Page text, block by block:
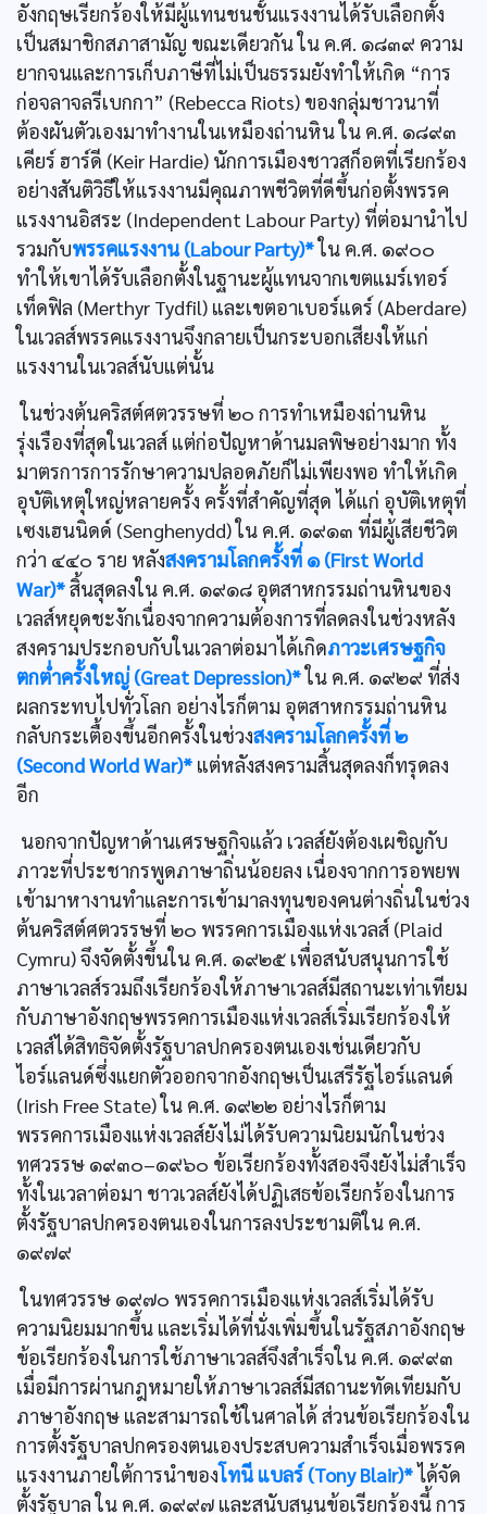
อังกฤษเรียกร้องให้มีผู้แทนชนชั้นแรงงานได้รับเลือกตั้ง
เป็นสมาชิกสภาสามัญ ขณะเดียวกัน ใน ค.ศ. ๑๘๓๙ ความ
ยากจนและการเก็บภาษีที่ไม่เป็นธรรมยังทำให้เกิด “การ
ก่อจลาจลรีเบกกา” (Rebecca Riots) ของกลุ่มชาวนาที่
ต้องผันตัวเองมาทำงานในเหมืองถ่านหิน ใน ค.ศ. ๑๘๙๓
เคียร์ ฮาร์ดี (Keir Hardie) นักการเมืองชาวสก็อตที่เรียกร้อง
อย่างสันติวิธีให้แรงงานมีคุณภาพชีวิตที่ดีขึ้นก่อตั้งพรรค
แรงงานอิสระ (Independent Labour Party) ที่ต่อมานำไป
รวมกับพรรคแรงงาน (Labour Party)*ใน ค.ศ. ๑๙๐๐
ทำให้เขาได้รับเลือกตั้งในฐานะผู้แทนจากเขตแมร์เทอร์
เท็ดฟิล (Merthyr Tydfil) และเขตอาเบอร์แดร์ (Aberdare)
ในเวลส์พรรคแรงงานจึงกลายเป็นกระบอกเสียงให้แก่
แรงงานในเวลส์นับแต่นั้น
ในช่วงต้นคริสต์ศตวรรษที่ ๒๐ การทำเหมืองถ่านหิน
รุ่งเรืองที่สุดในเวลส์ แต่ก่อปัญหาด้านมลพิษอย่างมาก ทั้ง
มาตรการการรักษาความปลอดภัยก็ไม่เพียงพอ ทำให้เกิด
อุบัติเหตุใหญ่หลายครั้ง ครั้งที่สำคัญที่สุด ได้แก่ อุบัติเหตุที่
เซงเฮนนิดด์ (Senghenydd) ใน ค.ศ. ๑๙๑๓ ที่มีผู้เสียชีวิต
กว่า ๔๔๐ ราย หลังสงครามโลกครั้งที่ ๑ (First World
War)*สิ้นสุดลงใน ค.ศ. ๑๙๑๘ อุตสาหกรรมถ่านหินของ
เวลส์หยุดชะงักเนื่องจากความต้องการที่ลดลงในช่วงหลัง
สงครามประกอบกับในเวลาต่อมาได้เกิดภาวะเศรษฐกิจ
ตกต่ำครั้งใหญ่ (Great Depression)*ใน ค.ศ. ๑๙๒๙ ที่ส่ง
ผลกระทบไปทั่วโลก อย่างไรก็ตาม อุตสาหกรรมถ่านหิน
กลับกระเตื้องขึ้นอีกครั้งในช่วงสงครามโลกครั้งที่ ๒
(Second World War)* แต่หลังสงครามสิ้นสุดลงก็ทรุดลง
อีก
นอกจากปัญหาด้านเศรษฐกิจแล้ว เวลส์ยังต้องเผชิญกับ
ภาวะที่ประชากรพูดภาษาถิ่นน้อยลง เนื่องจากการอพยพ
เข้ามาหางานทำและการเข้ามาลงทุนของคนต่างถิ่นในช่วง
ต้นคริสต์ศตวรรษที่ ๒๐ พรรคการเมืองแห่งเวลส์ (Plaid
Cymru) จึงจัดตั้งขึ้นใน ค.ศ. ๑๙๒๕ เพื่อสนับสนุนการใช้
ภาษาเวลส์รวมถึงเรียกร้องให้ภาษาเวลส์มีสถานะเท่าเทียม
กับภาษาอังกฤษพรรคการเมืองแห่งเวลส์เริ่มเรียกร้องให้
เวลส์ได้สิทธิจัดตั้งรัฐบาลปกครองตนเองเช่นเดียวกับ
ไอร์แลนด์ซึ่งแยกตัวออกจากอังกฤษเป็นเสรีรัฐไอร์แลนด์
(Irish Free State) ใน ค.ศ. ๑๙๒๒ อย่างไรก็ตาม
พรรคการเมืองแห่งเวลส์ยังไม่ได้รับความนิยมนักในช่วง
ทศวรรษ ๑๙๓๐–๑๙๖๐ ข้อเรียกร้องทั้งสองจึงยังไม่สำเร็จ
ทั้งในเวลาต่อมา ชาวเวลส์ยังได้ปฏิเสธข้อเรียกร้องในการ
ตั้งรัฐบาลปกครองตนเองในการลงประชามติใน ค.ศ.
๑๙๗๙
ในทศวรรษ ๑๙๗๐ พรรคการเมืองแห่งเวลส์เริ่มได้รับ
ความนิยมมากขึ้น และเริ่มได้ที่นั่งเพิ่มขึ้นในรัฐสภาอังกฤษ
ข้อเรียกร้องในการใช้ภาษาเวลส์จึงสำเร็จใน ค.ศ. ๑๙๙๓
เมื่อมีการผ่านกฎหมายให้ภาษาเวลส์มีสถานะทัดเทียมกับ
ภาษาอังกฤษ และสามารถใช้ในศาลได้ ส่วนข้อเรียกร้องใน
การตั้งรัฐบาลปกครองตนเองประสบความสำเร็จเมื่อพรรค
แรงงานภายใต้การนำของโทนี แบลร์ (Tony Blair)*ได้จัด
ตั้งรัฐบาล ใน ค.ศ. ๑๙๙๗ และสนับสนุนข้อเรียกร้องนี้ การ